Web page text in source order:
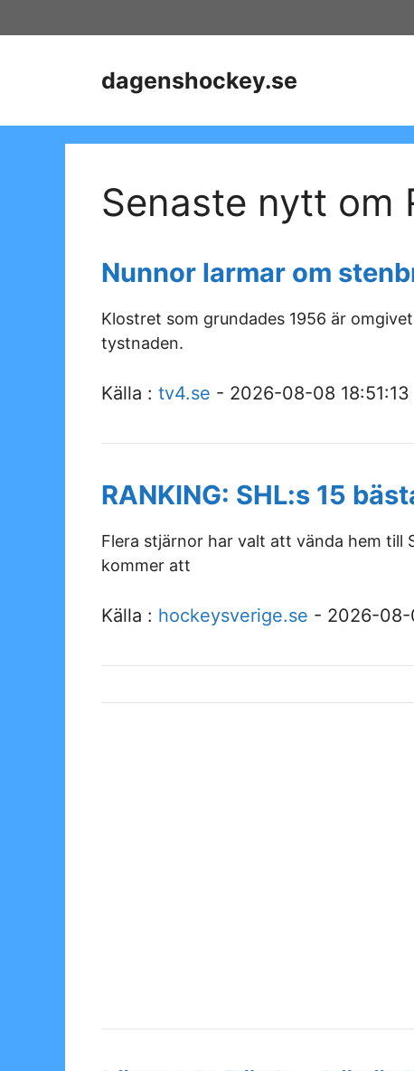
to
dagenshockey.se
Senaste nytt om
Nunnor larmar om
Klostret som grundades 1956 är
tystnaden.
Källa : tv4.se - 2026-08-08 18:51:13
RANKING: SHL:s 15
Flera stjärnor har valt att vända hem till
kommer att
Källa : hockeysverige.se - 2026-08-